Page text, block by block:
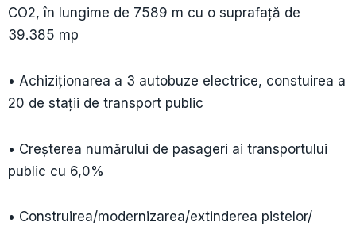
CO2, în lungime de 7589 m cu o suprafață de
39.385 mp
• Achiziționarea a 3 autobuze electrice, constuirea a
20 de staţii de transport public
• Creşterea numărului de pasageri ai transportului
public cu 6,0%
• Construirea/modernizarea/extinderea pistelor/